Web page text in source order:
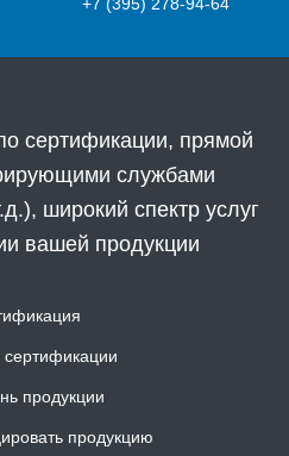
сертификации, прямой
службами
широкий спектр услуг
вашей продукции
продукции
продукцию